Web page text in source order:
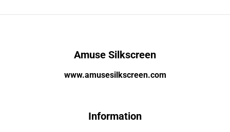
Amuse Silkscreen
www.amusesilkscreen.com
Information